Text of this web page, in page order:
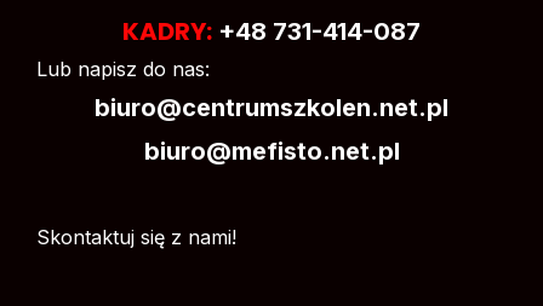
KADRY: +48 731-414-087
Lub napisz do nas:
biuro@centrumszkolen.net.pl
biuro@mefisto.net.pl
Skontaktuj się z nami!